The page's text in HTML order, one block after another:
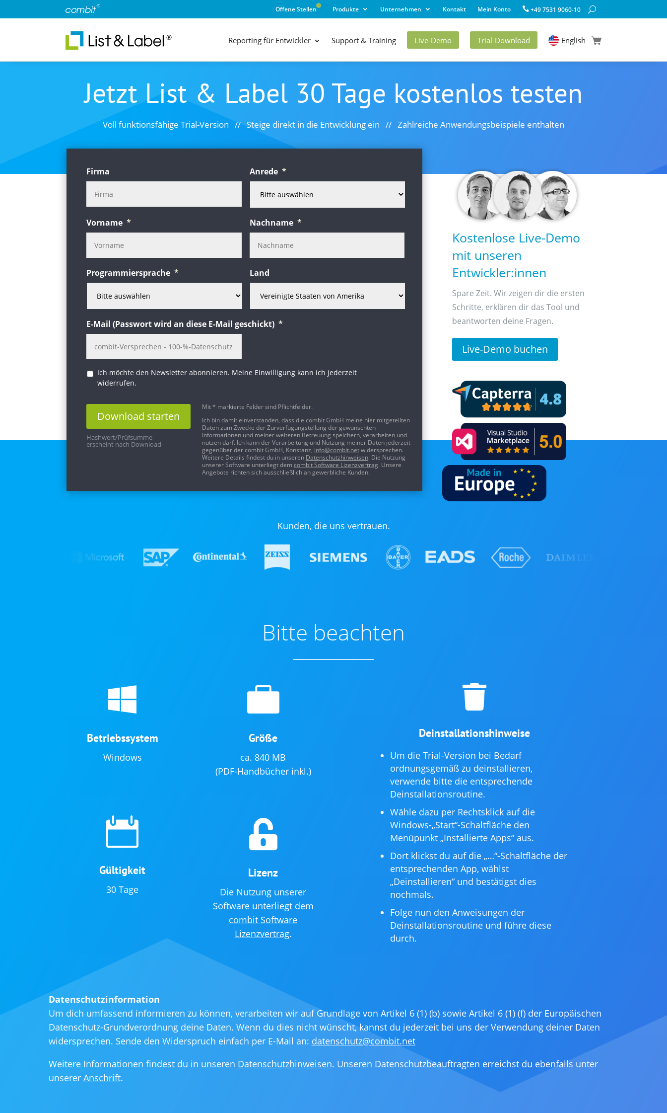
Offene Stellen Produkte Unternehmen Kontakt Mein Konto +49 7531 9060-10
Reporting für Entwickler Support & Training Live-Demo Trial-Download English
Jetzt List & Label 30 Tage kostenlos testen
Voll funktionsfähige Trial-Version // Steige direkt in die Entwicklung ein // Zahlreiche Anwendungsbeispiele enthalten
Firma Anrede *
Vorname * Nachname *
Programmiersprache * Land
E-Mail (Passwort wird an diese E-Mail geschickt) *
Newsletter
Ich möchte den Newsletter abonnieren. Meine Einwilligung kann ich jederzeit
widerrufen.
Download starten
Alternative:
Hashwert/Prüfsumme
erscheint nach Download
Mit * markierte Felder sind Pflichtfelder.
Ich bin damit einverstanden, dass die combit GmbH meine hier mitgeteilten
Daten zum Zwecke der Zurverfügungstellung der gewünschten
Informationen und meiner weiteren Betreuung speichern, verarbeiten und
nutzen darf. Ich kann der Verarbeitung und Nutzung meiner Daten jederzeit
gegenüber der combit GmbH, Konstanz, info@combit.netwidersprechen.
Weitere Details findest du in unseren Datenschutzhinweisen. Die Nutzung
unserer Software unterliegt dem combit Software Lizenzvertrag. Unsere
Angebote richten sich ausschließlich an gewerbliche Kunden.
Kostenlose Live-Demo
mit unseren
Entwickler:innen
Spare Zeit. Wir zeigen dir die ersten
Schritte, erklären dir das Tool und
beantworten deine Fragen.
Live-Demo buchen
Kunden, die uns vertrauen.
Bitte beachten

Betriebssystem
Windows

Gültigkeit
30 Tage

Größe
ca. 840 MB
(PDF-Handbücher inkl.)

Lizenz
Die Nutzung unserer
Software unterliegt dem
combit Software
Lizenzvertrag.

Deinstallationshinweise
Um die Trial-Version bei Bedarf
ordnungsgemäß zu deinstallieren,
verwende bitte die entsprechende
Deinstallationsroutine.
Wähle dazu per Rechtsklick auf die
Windows-„Start“-Schaltfläche den
Menüpunkt „Installierte Apps“ aus.
Dort klickst du auf die „…“-Schaltfläche der
entsprechenden App, wählst
„Deinstallieren“ und bestätigst dies
nochmals.
Folge nun den Anweisungen der
Deinstallationsroutine und führe diese
durch.
Datenschutzinformation
Um dich umfassend informieren zu können, verarbeiten wir auf Grundlage von Artikel 6 (1) (b) sowie Artikel 6 (1) (f) der Europäischen
Datenschutz-Grundverordnung deine Daten. Wenn du dies nicht wünscht, kannst du jederzeit bei uns der Verwendung deiner Daten
widersprechen. Sende den Widerspruch einfach per E-Mail an: datenschutz@combit.net
Weitere Informationen findest du in unseren Datenschutzhinweisen. Unseren Datenschutzbeauftragten erreichst du ebenfalls unter
unserer Anschrift.